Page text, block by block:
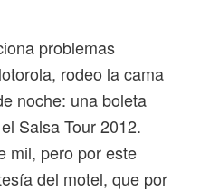
problemas
rodeo la cama
noche: una boleta
Salsa Tour 2012.
mil, pero por este
del motel, que por